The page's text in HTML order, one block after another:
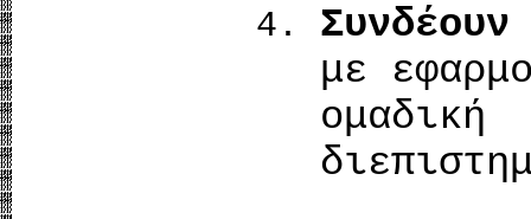
Συνδέουν
με